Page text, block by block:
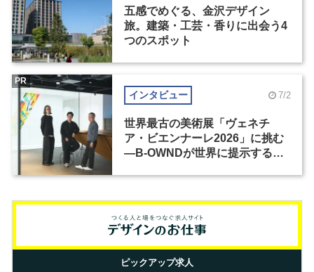
五感でめぐる、金沢デザイン
旅。建築・工芸・香りに出会う4
つのスポット
インタビュー 7/2
世界最古の美術展「ヴェネチ
ア・ビエンナーレ2026」に挑む
―B-OWNDが世界に提示する美
PR
ピックアップ求人